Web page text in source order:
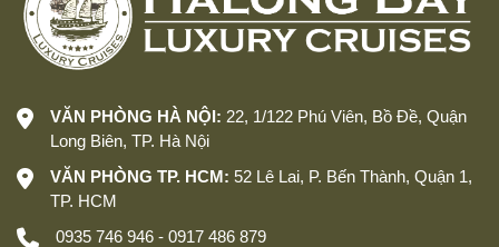
VĂN PHÒNG HÀ NỘI: 22, 1/122 Phú Viên, Bồ Đề, Quận
Long Biên, TP. Hà Nội
VĂN PHÒNG TP. HCM: 52 Lê Lai, P. Bến Thành, Quận 1,
TP. HCM
0935 746 946 - 0917 486 879